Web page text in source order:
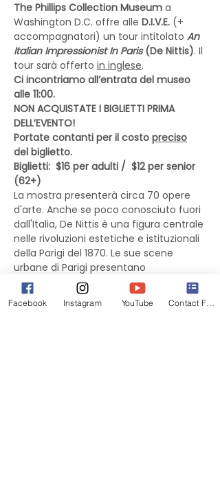
The Phillips Collection Museum a
Washington D.C. offre alle D.I.V.E. (+
accompagnatori) un tour intitolato An
Italian Impressionist In Paris (De Nittis). Il
tour sarà offerto in inglese.
Ci incontriamo all’entrata del museo
alle 11:00.
NON ACQUISTATE I BIGLIETTI PRIMA
DELL’EVENTO!
Portate contanti per il costo preciso
del biglietto.
Biglietti:  $16 per adulti /  $12 per senior
(62+)
La mostra presenterà circa 70 opere
d'arte. Anche se poco conosciuto fuori
dall'Italia, De Nittis è una figura centrale
nelle rivoluzioni estetiche e istituzionali
della Parigi del 1870. Le sue scene
urbane di Parigi presentano
arrangiamenti innovativi e soggetti
plein air
dipinti con un realismo
dettagliato che raffigura una città
Facebook Instagram YouTube Contact Form